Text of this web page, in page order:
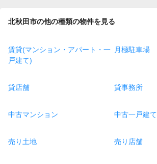
北秋田市の他の種類の物件を見る
賃貸(マンション・アパート・一
戸建て)
月極駐車場
貸店舗 貸事務所
中古マンション 中古一戸建て
売り土地 売り店舗